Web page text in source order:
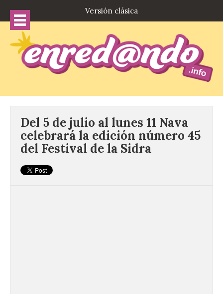
Versión clásica
Del 5 de julio al lunes 11 Nava
celebrará la edición número 45
del Festival de la Sidra